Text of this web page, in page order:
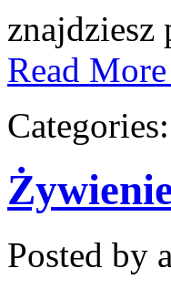
znajdziesz
Read
Categories:
Posted by